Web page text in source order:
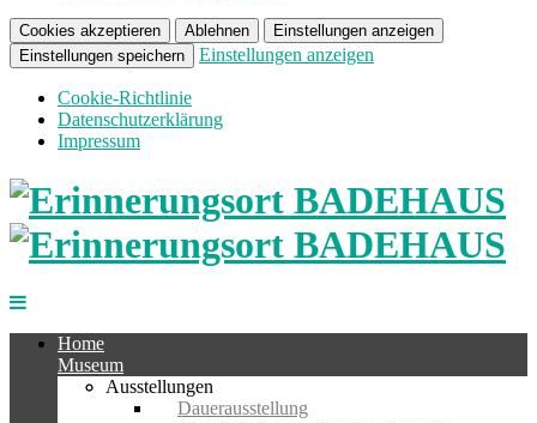
Cookies akzeptieren Ablehnen
Einstellungen anzeigen
Einstellungen speichern
Einstellungen anzeigen
Cookie-Richtlinie
Datenschutzerklärung
Impressum
Home
Museum
Ausstellungen
Dauerausstellung